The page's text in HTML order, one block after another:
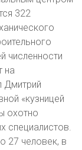
322
численности
на
Дмитрий
«кузницей
охотно
специалистов.
27 человек, в